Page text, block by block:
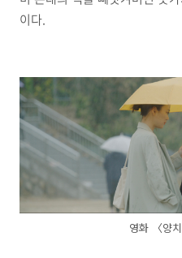
이다.
영화 〈양